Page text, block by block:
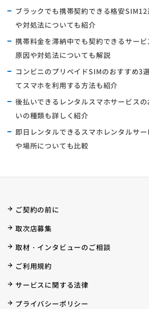
ブラックでも携帯契約できる格安
や対処法についても紹介
携帯料金を滞納中でも契約できるサー
原因や対処法についても解説
コンビニのプリペイドSIMのおすすめ3
てスマホを利用する方法も紹介
後払いできるレンタルスマホサービス
いの種類も詳しく紹介
即日レンタルできるスマホレンタルサ
や場所についても比較
ご契約の前に
取次店募集
取材・インタビューのご相談
ご利用規約
サービスに関する法律
プライバシーポリシー